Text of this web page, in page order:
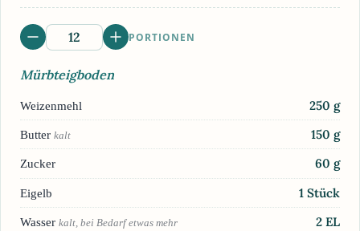
PORTIONEN
Mürbteigboden
Weizenmehl 250 g
Butter kalt 150 g
Zucker 60 g
Eigelb 1 Stück
Wasser kalt, bei Bedarf etwas mehr 2 EL